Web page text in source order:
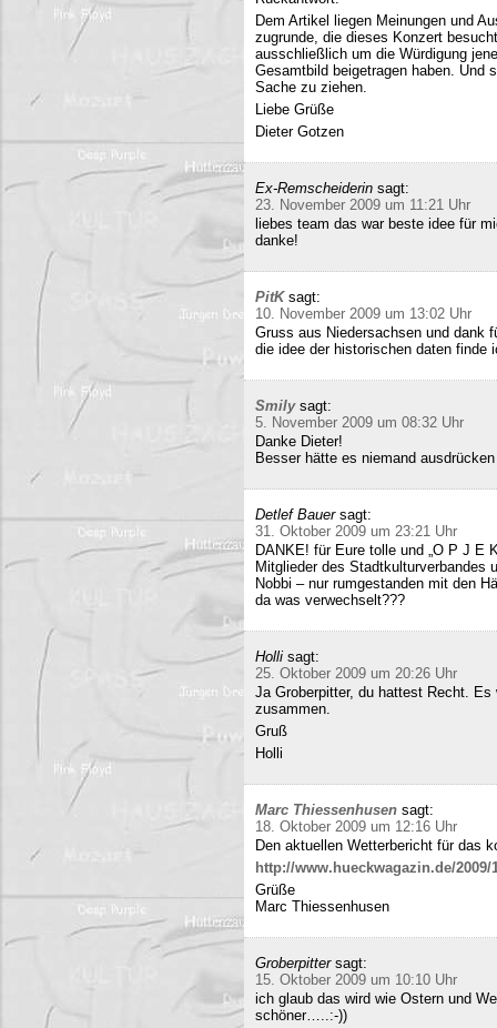
Dem Artikel liegen Meinungen und
zugrunde, die dieses Konzert
ausschließlich um die Würdigung
Gesamtbild beigetragen haben. Und
Sache zu ziehen.
Liebe Grüße
Dieter Gotzen
Ex-Remscheiderin sagt:
23. November 2009 um 11:21 Uhr
liebes team das war beste idee für
danke!
PitK sagt:
10. November 2009 um 13:02 Uhr
Gruss aus Niedersachsen und dank
die idee der historischen daten finde
Smily sagt:
5. November 2009 um 08:32 Uhr
Danke Dieter!
Besser hätte es niemand
Detlef Bauer sagt:
31. Oktober 2009 um 23:21 Uhr
DANKE! für Eure tolle und „O P J E
Mitglieder des Stadtkulturverbandes
Nobbi – nur rumgestanden mit den
da was verwechselt???
Holli sagt:
25. Oktober 2009 um 20:26 Uhr
Ja Groberpitter, du hattest Recht.
zusammen.
Gruß
Holli
Marc Thiessenhusen sagt:
18. Oktober 2009 um 12:16 Uhr
Den aktuellen Wetterbericht für das
http://www.hueckwagazin.de/2009/
Grüße
Marc Thiessenhusen
Groberpitter sagt:
15. Oktober 2009 um 10:10 Uhr
ich glaub das wird wie Ostern und
schöner…..:-))